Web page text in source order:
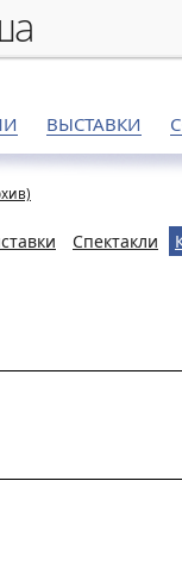
ВЫСТАВКИ
Спектакли